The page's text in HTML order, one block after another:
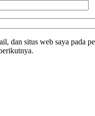
dan situs web saya pada